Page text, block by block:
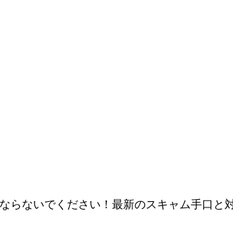
ないでください！最新のスキャム手口と